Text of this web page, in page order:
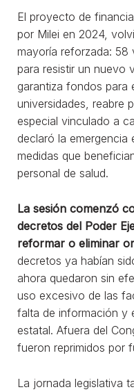
El proyecto de
por Milei en 2024,
mayoría reforzada:
para resistir un nuevo
garantiza fondos para
universidades, reabre
especial vinculado a
declaró la
medidas que
personal de salud.
La sesión comenzó
decretos del Poder
reformar o eliminar
decretos ya habían
ahora quedaron sin
uso excesivo de las
falta de información y
estatal. Afuera del
fueron reprimidos por
La jornada legislativa